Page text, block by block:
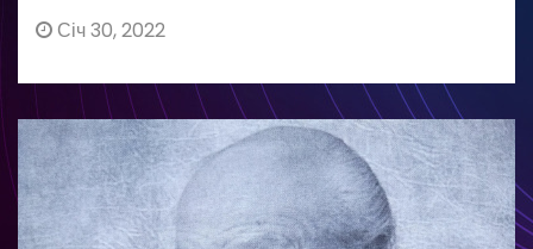
Січ 30, 2022